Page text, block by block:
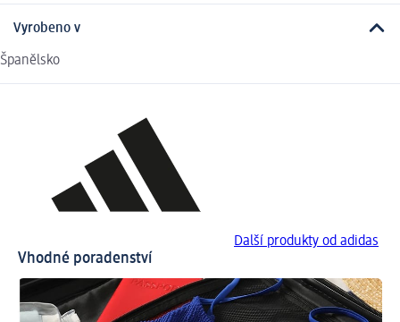
Vyrobeno v
Španělsko
Další produkty od adidas
Vhodné poradenství